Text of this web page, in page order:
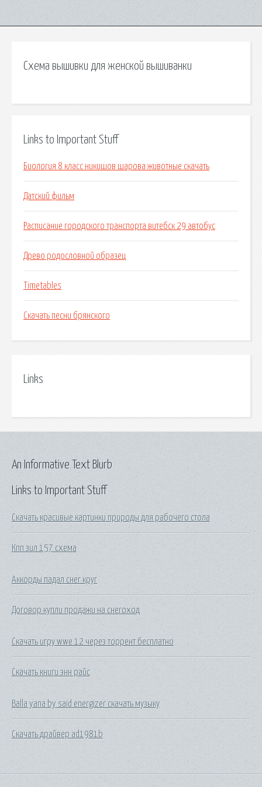
Схема вышивки для женской вышиванки
Links to Important Stuff
Биология 8 класс никишов шарова животные скачать
Датский фильм
Расписание городского транспорта витебск 29 автобус
Древо родословной образец
Timetables
Скачать песни брянского
Links
Links to Important Stuff
Скачать красивые картинки природы для рабочего стола
Кпп зил 157 схема
Аккорды падал снег круг
Договор купли продажи на снегоход
Скачать игру wwe 12 через торрент бесплатно
Скачать книги энн райс
Balla yana by said energizer скачать музыку
Скачать драйвер ad1981b
An Informative Text Blurb